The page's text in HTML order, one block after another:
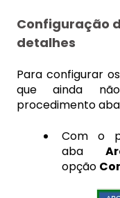
Configuração
detalhes
Para configurar
que ainda
procedimento
Com o
aba
opção